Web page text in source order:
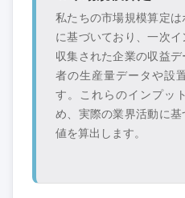
私たちの市場規模算定
に基づいており、一次
収集された企業の収益
者の生産量データや設
す。これらのインプッ
め、実際の業界活動に
値を算出します。